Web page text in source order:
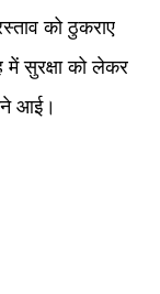
को ठुकराए
में सुरक्षा को लेकर
आई।